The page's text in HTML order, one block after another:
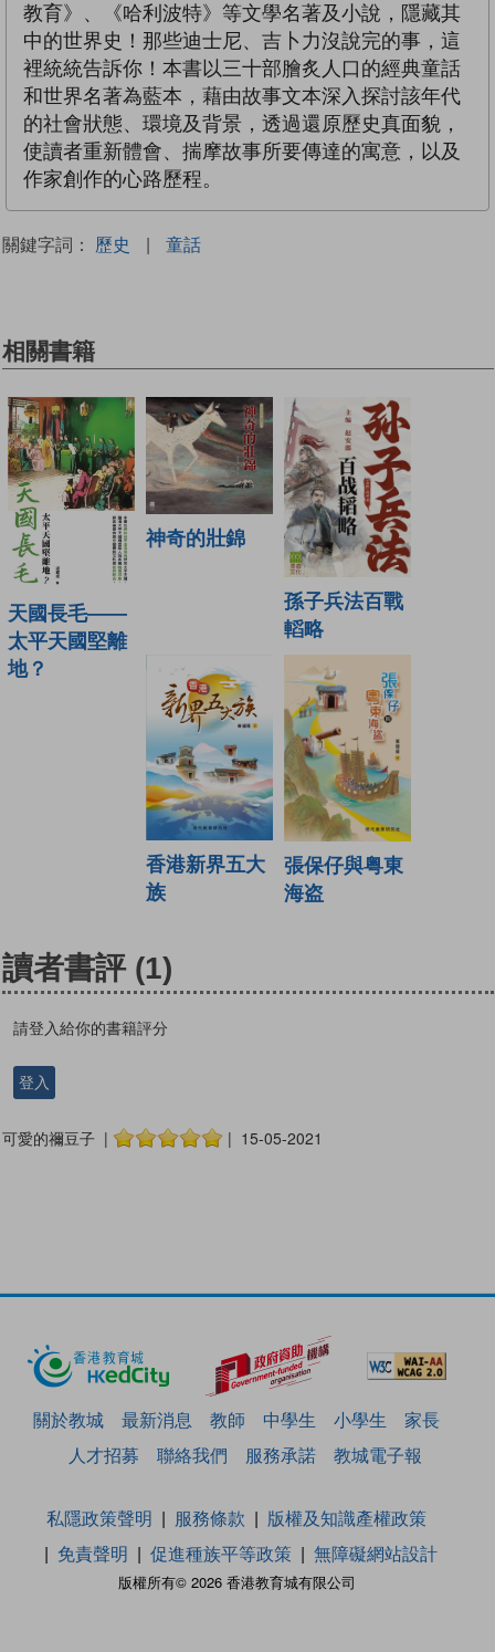
教育》、《哈利波特》等文學名著及小說，隱藏其
中的世界史！那些迪士尼、吉卜力沒說完的事，這
裡統統告訴你！本書以三十部膾炙人口的經典童話
和世界名著為藍本，藉由故事文本深入探討該年代
的社會狀態、環境及背景，透過還原歷史真面貌，
使讀者重新體會、揣摩故事所要傳達的寓意，以及
作家創作的心路歷程。
關鍵字詞： 歷史 | 童話
相關書籍
天國長毛——
太平天國堅離
地？
神奇的壯錦
孫子兵法百戰
轁略
香港新界五大
族
張保仔與粤東
海盗
讀者書評 (1)
請登入給你的書籍評分
登入
可愛的禰豆子 | | 15-05-2021
關於教城 最新消息 教師 中學生 小學生
家長
人才招募
聯絡我們 服務承諾 教城電子報
版權所有© 2026 香港教育城有限公司
私隱政策聲明 服務條款
版權及知識產權政策
免責聲明
促進種族平等政策 無障礙網站設計